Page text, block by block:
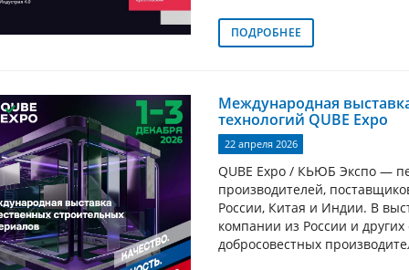
ПОДРОБНЕЕ
Международная
технологий QUBE Expo
22 апреля 2026
QUBE Expo / КЬЮБ Экспо —
производителей,
России, Китая и Индии. В
компании из России и
добросовестных